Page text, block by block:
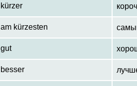
kürzer
am kürzesten
gut
besser